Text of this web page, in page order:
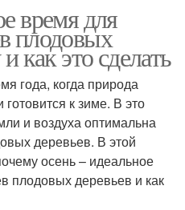
время для
плодовых
как это сделать
года, когда природа
к зиме. В это
и воздуха оптимальна
деревьев. В этой
осень – идеальное
плодовых деревьев и как